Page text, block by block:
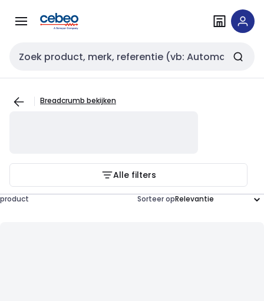
naar
naar
Zoekveld invoer
Breadcrumb bekijken
Alle filters
product Sorteer op